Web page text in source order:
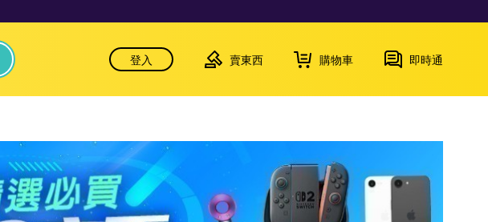
登入 賣東西 購物車 即時通